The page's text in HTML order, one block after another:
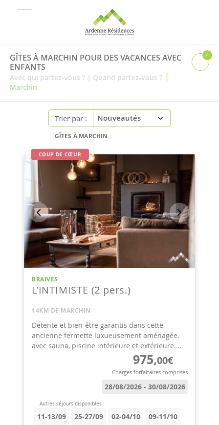
GÎTES À MARCHIN POUR DES VACANCES AVEC
ENFANTS
Avec qui partez-vous ? | Quand partez-vous ? |
Marchin
4
Trier par :
GÎTES À MARCHIN